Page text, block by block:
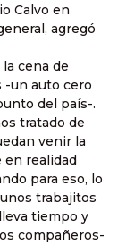
Calvo en
agregó
cena de
-un auto cero
del país-.
tratado de
venir la
en realidad
para eso, lo
trabajitos
tiempo y
compañeros-